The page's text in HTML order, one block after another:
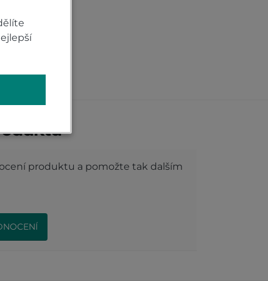
produktu a pomožte tak dalším